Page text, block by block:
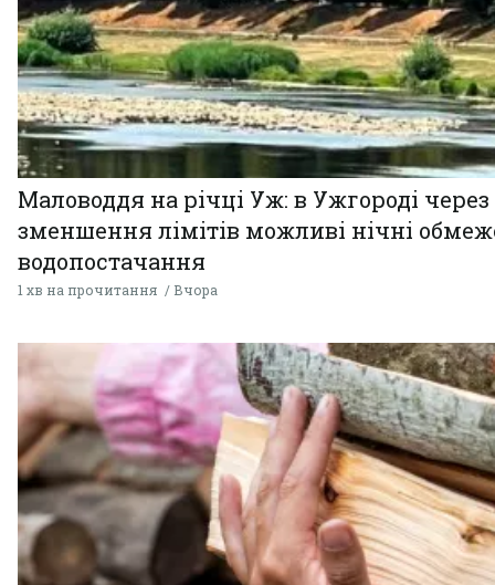
Маловоддя на річці Уж: в Ужгороді через
зменшення лімітів можливі нічні
водопостачання
1 хв на прочитання Вчора